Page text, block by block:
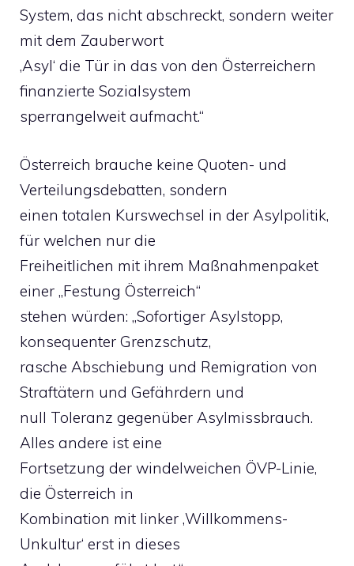
System, das nicht abschreckt, sondern weiter
mit dem Zauberwort
‚Asyl‘ die Tür in das von den Österreichern
finanzierte Sozialsystem
sperrangelweit aufmacht.“
Österreich brauche keine Quoten- und
Verteilungsdebatten, sondern
einen totalen Kurswechsel in der Asylpolitik,
für welchen nur die
Freiheitlichen mit ihrem Maßnahmenpaket
einer „Festung Österreich“
stehen würden: „Sofortiger Asylstopp,
konsequenter Grenzschutz,
rasche Abschiebung und Remigration von
Straftätern und Gefährdern und
null Toleranz gegenüber Asylmissbrauch.
Alles andere ist eine
Fortsetzung der windelweichen ÖVP-Linie,
die Österreich in
Kombination mit linker ‚Willkommens-
Unkultur‘ erst in dieses